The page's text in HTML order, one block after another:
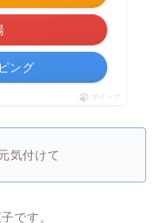
ング
ポチップ
気付けて
です。